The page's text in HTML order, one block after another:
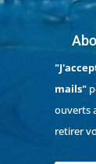
mails"
ouverts
retirer